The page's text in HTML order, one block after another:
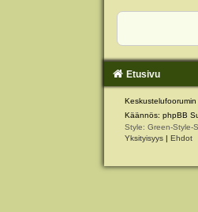
Etusivu
Käännös: phpBB
Style: Green-Style-
Yksityisyys | Ehdot